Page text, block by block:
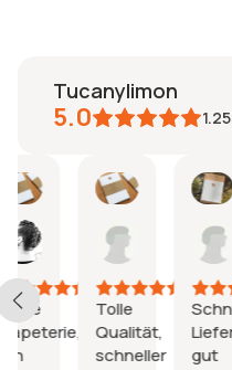
tucanylimon
5.0
22.
Juni
2026
06.
Juni
2026
Qualität,
schneller
22.
Mai
2026
Schnelle
Lieferung,
gut